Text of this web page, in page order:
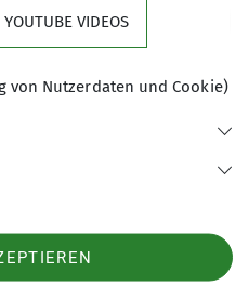
an
für Familien mit
bei uns. Es wäre
Familien mit
um
und
e.V.
YOUTUBE VIDEOS
von Nutzerdaten und Cookie)